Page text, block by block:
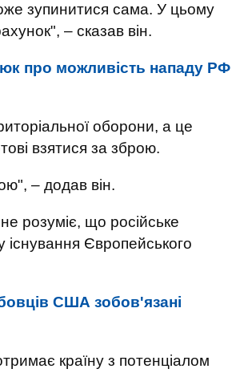
зупинитися сама. У цьому
– сказав він.
про можливість нападу РФ
оборони, а це
взятися за зброю.
– додав він.
розуміє, що російське
існування Європейського
США зобов'язані
країну з потенціалом